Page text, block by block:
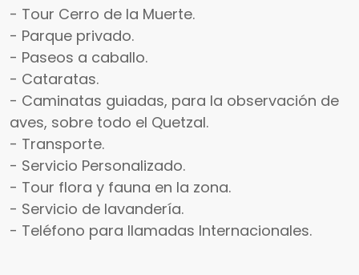
- Tour Cerro de la Muerte.
- Parque privado.
- Paseos a caballo.
- Cataratas.
- Caminatas guiadas, para la observación de
aves, sobre todo el Quetzal.
- Transporte.
- Servicio Personalizado.
- Tour flora y fauna en la zona.
- Servicio de lavandería.
- Teléfono para llamadas Internacionales.